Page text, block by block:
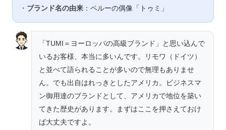
・ ブランド名の由来 ：ペルーの偶像「トゥミ」
「TUMI＝ヨーロッパの高級ブランド」と思い込んで
いるお客様、本当に多いんです。リモワ（ドイツ）
と並べて語られることが多いので無理もありませ
ん。でも出自はれっきとしたアメリカ。ビジネスマ
ン御用達のブランドとして、アメリカで地位を築い
てきた歴史があります。まずはここを押さえておけ
ば大丈夫ですよ。